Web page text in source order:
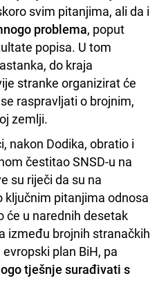
svim pitanjima, ali da i
problema, poput
popisa. U tom
do kraja
stranke organizirat će
raspravljati o brojnim,
zemlji.
nakon Dodika, obratio i
čestitao SNSD-u na
su riječi da su na
ključnim pitanjima odnosa
će u narednih desetak
između brojnih stranačkih
plan BiH, pa
tješnje surađivati s